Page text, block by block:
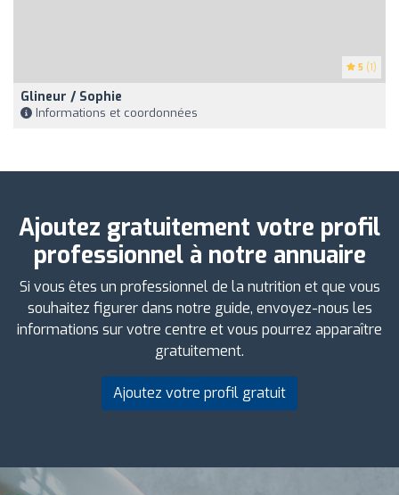
5 (1)
Glineur / Sophie
Informations et coordonnées
Ajoutez gratuitement votre profil
professionnel à notre annuaire
Si vous êtes un professionnel de la nutrition et que vous
souhaitez figurer dans notre guide, envoyez-nous les
informations sur votre centre et vous pourrez apparaître
gratuitement.
Ajoutez votre profil gratuit